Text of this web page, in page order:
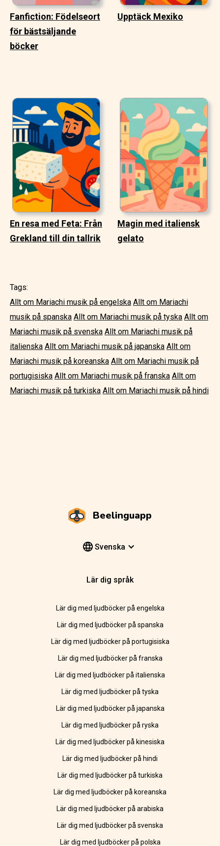
Fanfiction: Födelseort
för bästsäljande
böcker
Upptäck Mexiko
En resa med Feta: Från
Grekland till din tallrik
Magin med italiensk
gelato
Tags:
Allt om Mariachi musik på engelska Allt om Mariachi
musik på spanska Allt om Mariachi musik på tyska Allt om
Mariachi musik på svenska Allt om Mariachi musik på
italienska Allt om Mariachi musik på japanska Allt om
Mariachi musik på koreanska Allt om Mariachi musik på
portugisiska Allt om Mariachi musik på franska Allt om
Mariachi musik på turkiska Allt om Mariachi musik på hindi
Beelinguapp
Svenska
Lär dig språk
Lär dig med ljudböcker på engelska
Lär dig med ljudböcker på spanska
Lär dig med ljudböcker på portugisiska
Lär dig med ljudböcker på franska
Lär dig med ljudböcker på italienska
Lär dig med ljudböcker på tyska
Lär dig med ljudböcker på japanska
Lär dig med ljudböcker på ryska
Lär dig med ljudböcker på kinesiska
Lär dig med ljudböcker på hindi
Lär dig med ljudböcker på turkiska
Lär dig med ljudböcker på koreanska
Lär dig med ljudböcker på arabiska
Lär dig med ljudböcker på svenska
Lär dig med ljudböcker på polska